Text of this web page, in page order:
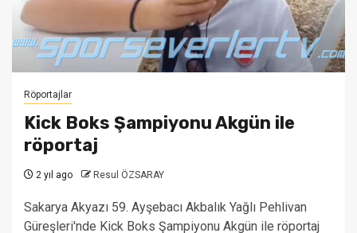
Röportajlar
Kick Boks Şampiyonu Akgün ile
röportaj
2 yıl ago Resul ÖZSARAY
Sakarya Akyazı 59. Ayşebacı Akbalık Yağlı Pehlivan
Güreşleri'nde Kick Boks Şampiyonu Akgün ile röportaj